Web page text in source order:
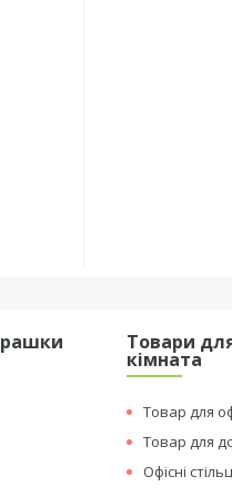
Товари
кімната
Товар для
Товар для
Офісні